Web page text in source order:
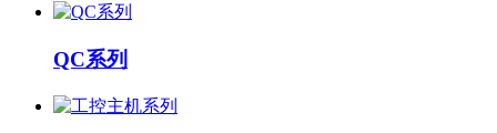
QC系列